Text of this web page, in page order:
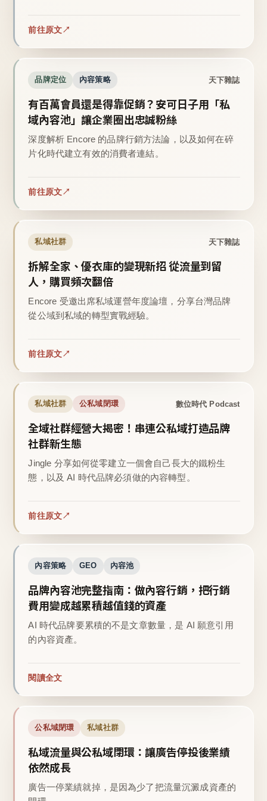
前往原文
品牌定位 內容策略 天下雜誌
有百萬會員還是得靠促銷？安可日子用「私
域內容池」讓企業圈出忠誠粉絲
深度解析 Encore 的品牌行銷方法論，以及如何在碎
片化時代建立有效的消費者連結。
前往原文
私域社群 天下雜誌
拆解全家、優衣庫的變現新招 從流量到留
人，購買頻次翻倍
Encore 受邀出席私域運營年度論壇，分享台灣品牌
從公域到私域的轉型實戰經驗。
前往原文
私域社群 公私域閉環 數位時代 Podcast
全域社群經營大揭密！串連公私域打造品牌
社群新生態
Jingle 分享如何從零建立一個會自己長大的鐵粉生
態，以及 AI 時代品牌必須做的內容轉型。
前往原文
內容策略 GEO 內容池
品牌內容池完整指南：做內容行銷，把行銷
費用變成越累積越值錢的資產
AI 時代品牌要累積的不是文章數量，是 AI 願意引用
的內容資產。
閱讀全文
公私域閉環 私域社群
私域流量與公私域閉環：讓廣告停投後業績
依然成長
廣告一停業績就掉，是因為少了把流量沉澱成資產的